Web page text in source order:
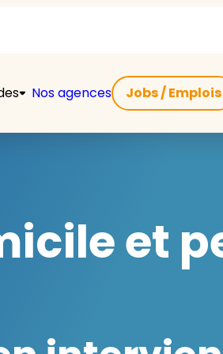
Nos agences Jobs / Emplois
et